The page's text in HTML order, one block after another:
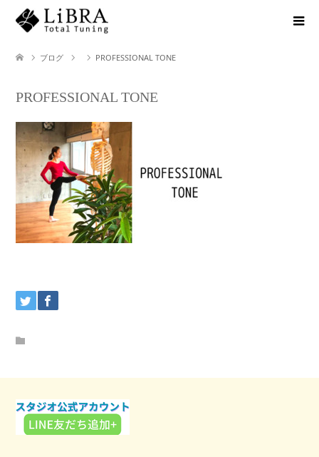
ブログ PROFESSIONAL TONE
PROFESSIONAL TONE